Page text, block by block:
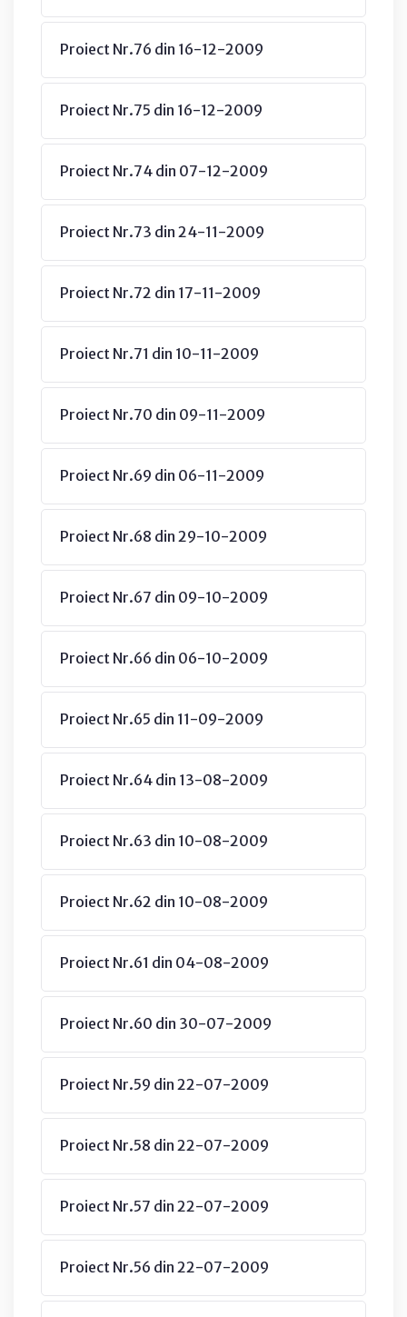
Proiect Nr.76 din 16-12-2009
Proiect Nr.75 din 16-12-2009
Proiect Nr.74 din 07-12-2009
Proiect Nr.73 din 24-11-2009
Proiect Nr.72 din 17-11-2009
Proiect Nr.71 din 10-11-2009
Proiect Nr.70 din 09-11-2009
Proiect Nr.69 din 06-11-2009
Proiect Nr.68 din 29-10-2009
Proiect Nr.67 din 09-10-2009
Proiect Nr.66 din 06-10-2009
Proiect Nr.65 din 11-09-2009
Proiect Nr.64 din 13-08-2009
Proiect Nr.63 din 10-08-2009
Proiect Nr.62 din 10-08-2009
Proiect Nr.61 din 04-08-2009
Proiect Nr.60 din 30-07-2009
Proiect Nr.59 din 22-07-2009
Proiect Nr.58 din 22-07-2009
Proiect Nr.57 din 22-07-2009
Proiect Nr.56 din 22-07-2009